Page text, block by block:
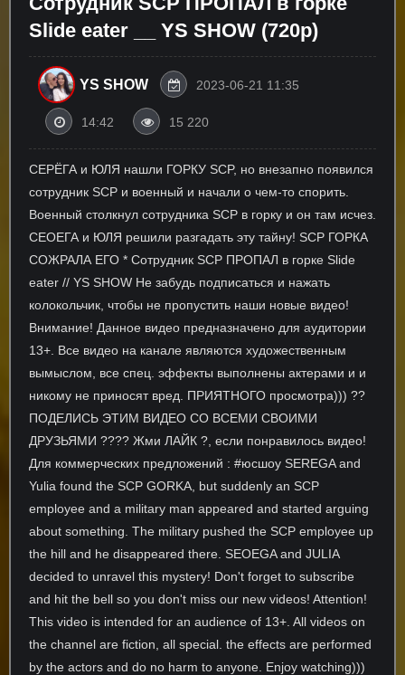
Slide eater __ YS SHOW (720p)
YS SHOW 2023-06-21 11:35
14:42 15 220
СЕРЁГА и ЮЛЯ нашли ГОРКУ SCP, но внезапно появился
сотрудник SCP и военный и начали о чем-то спорить.
Военный столкнул сотрудника SCP в горку и он там исчез.
СЕОЕГА и ЮЛЯ решили разгадать эту тайну! SCP ГОРКА
СОЖРАЛА ЕГО * Сотрудник SCP ПРОПАЛ в горке Slide
eater // YS SHOW Не забудь подписаться и нажать
колокольчик, чтобы не пропустить наши новые видео!
Внимание! Данное видео предназначено для аудитории
13+. Все видео на канале являются художественным
вымыслом, все спец. эффекты выполнены актерами и и
никому не приносят вред. ПРИЯТНОГО просмотра))) ??
ПОДЕЛИСЬ ЭТИМ ВИДЕО СО ВСЕМИ СВОИМИ
ДРУЗЬЯМИ ???? Жми ЛАЙК ?, если понравилось видео!
Для коммерческих предложений : #юсшоу SEREGA and
Yulia found the SCP GORKA, but suddenly an SCP
employee and a military man appeared and started arguing
about something. The military pushed the SCP employee up
the hill and he disappeared there. SEOEGA and JULIA
decided to unravel this mystery! Don't forget to subscribe
and hit the bell so you don't miss our new videos! Attention!
This video is intended for an audience of 13+. All videos on
the channel are fiction, all special. the effects are performed
by the actors and do no harm to anyone. Enjoy watching)))